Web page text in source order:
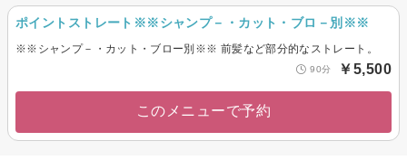
ポイントストレート※※シャンプ－・カット・ブロ－別※※
※※シャンプ－・カット・ブロー別※※ 前髪など部分的なストレート。
90分 ￥5,500
このメニューで予約